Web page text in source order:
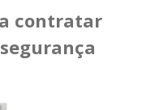
contratar